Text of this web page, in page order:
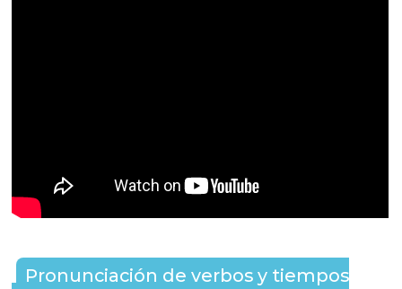
Pronunciación de verbos y tiempos